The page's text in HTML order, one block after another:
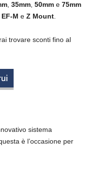
35mm 50mm e 75mm
M e Z Mount
trovare sconti fino al
sistema
è l’occasione per